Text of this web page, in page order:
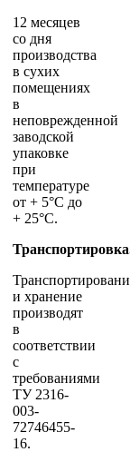
12 месяцев
со дня
производства
в сухих
помещениях
в
неповрежденной
заводской
упаковке
при
температуре
от + 5°C до
+ 25°C.
и хранение
производят
в
соответствии
с
требованиями
ТУ 2316-
003-
72746455-
16.